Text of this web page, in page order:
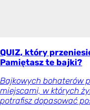
QUIZ, który
Pamiętasz te bajki?
Bajkowych bohaterów
miejscami, w których
potrafisz dopasować